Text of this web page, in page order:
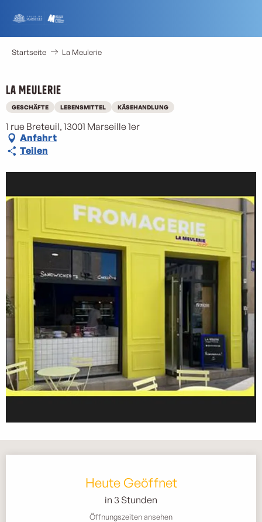
contenu
principal
Startseite La Meulerie
La Meulerie
GESCHÄFTE LEBENSMITTEL KÄSEHANDLUNG
1 rue Breteuil, 13001 Marseille 1er
Anfahrt
Teilen
Heute Geöffnet
in 3 Stunden
Öffnungszeiten ansehen